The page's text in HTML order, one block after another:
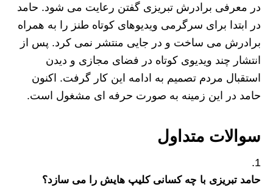
در معرفی برادرش تبریزی گفتن رعایت می شود. حامد
در ابتدا برای سرگرمی ویدیوهای کوتاه طنز را به همراه
برادرش می ساخت و در جایی منتشر نمی کرد. پس از
انتشار چند ویدیوی کوتاه در فضای مجازی و دیدن
استقبال مردم تصمیم به ادامه این کار گرفت. اکنون
حامد در این زمینه به صورت حرفه ای مشغول است.
سوالات متداول
حامد تبریزی با چه کسانی کلیپ هایش را می سازد؟